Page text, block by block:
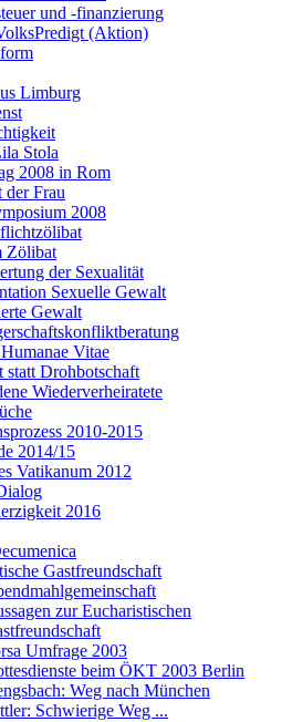
und -finanzierung
(Aktion)
Limburg
Stola
2008 in Rom
der Frau
2008
Zölibat
der Sexualität
Sexuelle Gewalt
Gewalt
Vitae
statt Drohbotschaft
Wiederverheiratete
2010-2015
2014/15
Vatikanum 2012
2016
Gastfreundschaft
zur Eucharistischen
Umfrage 2003
beim ÖKT 2003 Berlin
Weg nach München
Schwierige Weg ...